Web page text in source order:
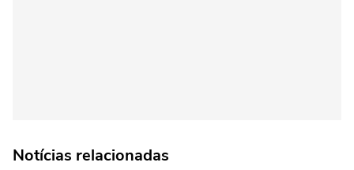
Notícias relacionadas